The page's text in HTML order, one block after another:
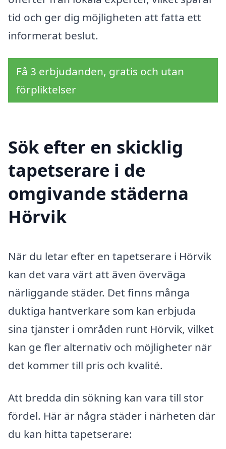
tid och ger dig möjligheten att fatta ett
informerat beslut.
Få 3 erbjudanden, gratis och utan
förpliktelser
Sök efter en skicklig
tapetserare i de
omgivande städerna
Hörvik
När du letar efter en tapetserare i Hörvik
kan det vara värt att även överväga
närliggande städer. Det finns många
duktiga hantverkare som kan erbjuda
sina tjänster i områden runt Hörvik, vilket
kan ge fler alternativ och möjligheter när
det kommer till pris och kvalité.
Att bredda din sökning kan vara till stor
fördel. Här är några städer i närheten där
du kan hitta tapetserare: